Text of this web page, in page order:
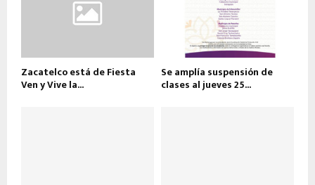
Zacatelco está de Fiesta
Ven y Vive la...
Se amplía suspensión de
clases al jueves 25...